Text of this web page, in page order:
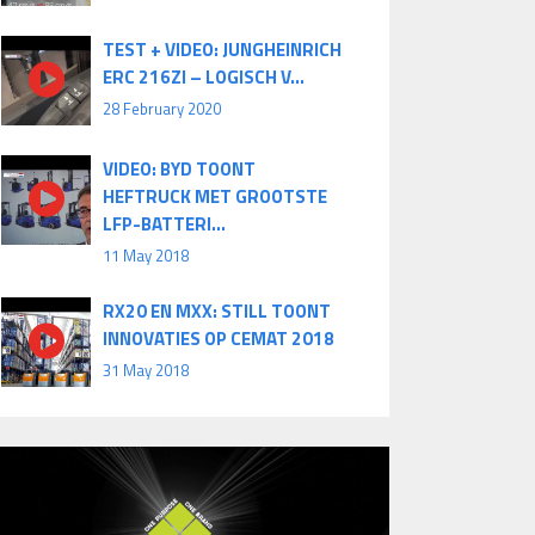
TEST + VIDEO: JUNGHEINRICH
ERC 216ZI – LOGISCH V...
28 February 2020
VIDEO: BYD TOONT
HEFTRUCK MET GROOTSTE
LFP-BATTERI...
11 May 2018
RX20 EN MXX: STILL TOONT
INNOVATIES OP CEMAT 2018
31 May 2018